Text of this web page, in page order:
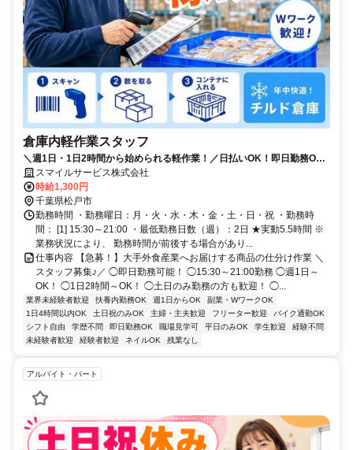
倉庫内軽作業スタッフ
＼週1日・1日2時間から始められる軽作業！／日払いOK！即日勤務OK♪
モクモク簡単軽作業★高時給×未経験者歓迎！履歴書不要！
スマイルサービス株式会社
時給1,300円
千葉県松戸市
勤務時間 ・勤務曜日：月・火・水・木・金・土・日・祝 ・勤務時
間： [1] 15:30～21:00 ・最低勤務日数（週）：2日 ★実動5.5時間 ※
業務状況により、 勤務時間が前後する場合があり...
仕事内容 【急募！】大手外食産業へお届けする商品の仕分け作業 ＼
スタッフ募集♪／ ◯即日勤務可能！ ◯15:30～21:00勤務 ◯週1日～
OK！ ◯1日2時間～OK！ ◯土日のみ勤務の方も歓迎！ ◯...
業界未経験者歓迎 扶養内勤務OK 週1日からOK
副業・WワークOK
1日4時間以内OK
土日祝のみOK 主婦・主夫歓迎 フリーター歓迎
バイク通勤OK
シフト自由
学歴不問 即日勤務OK 職場見学可 平日のみOK 学生歓迎
経験不問
未経験者歓迎
経験者歓迎 ネイルOK 残業なし
アルバイト・パート